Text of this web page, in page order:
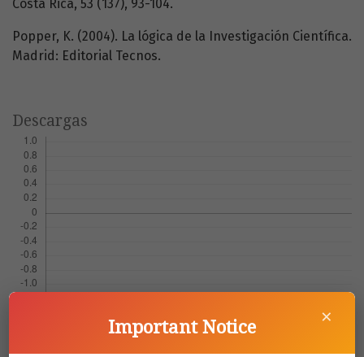
Costa Rica, 53 (137), 93-104.
Popper, K. (2004). La lógica de la Investigación Científica.
Madrid: Editorial Tecnos.
Descargas
×
Important Notice